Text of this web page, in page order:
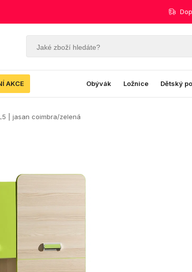
AKCE Obývák Ložnice Dětský
| jasan coimbra/zelená